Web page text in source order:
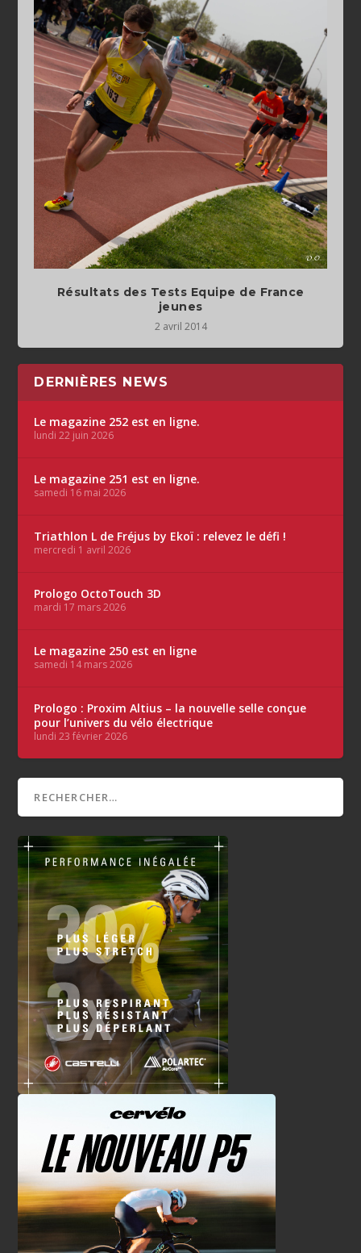
Résultats des Tests Equipe de France
jeunes
2 avril 2014
DERNIÈRES NEWS
Le magazine 252 est en ligne.
lundi 22 juin 2026
Le magazine 251 est en ligne.
samedi 16 mai 2026
Triathlon L de Fréjus by Ekoï : relevez le défi !
mercredi 1 avril 2026
Prologo OctoTouch 3D
mardi 17 mars 2026
Le magazine 250 est en ligne
samedi 14 mars 2026
Prologo : Proxim Altius – la nouvelle selle conçue
pour l’univers du vélo électrique
lundi 23 février 2026